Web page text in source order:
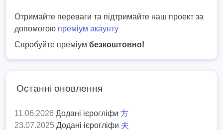
Отримайте переваги та підтримайте наш проект за
допомогою преміум акаунту
Спробуйте преміум безкоштовно!
Останні оновлення
11.06.2026 Додані ієрогліфи 方
23.07.2025 Додані ієрогліфи 夫